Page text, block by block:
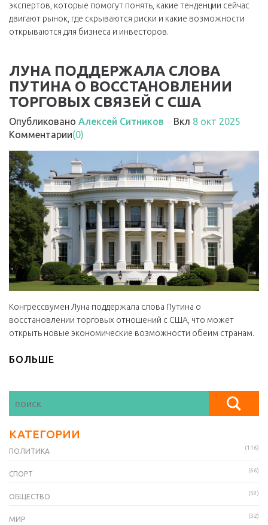
экспертов, которые помогут понять, какие тенденции сейчас
двигают рынок, где скрываются риски и какие возможности
открываются для бизнеса и инвесторов.
ЛУНА ПОДДЕРЖАЛА СЛОВА
ПУТИНА О ВОССТАНОВЛЕНИИ
ТОРГОВЫХ СВЯЗЕЙ С США
Опубликовано Алексей Ситников Вкл 8 окт 2025
Комментарии(0)
Конгрессвумен Луна поддержала слова Путина о
восстановлении торговых отношений с США, что может
открыть новые экономические возможности обеим странам.
БОЛЬШЕ
КАТЕГОРИИ
ПОЛИТИКА (116)
СПОРТ (66)
ОБЩЕСТВО (58)
МИР (32)